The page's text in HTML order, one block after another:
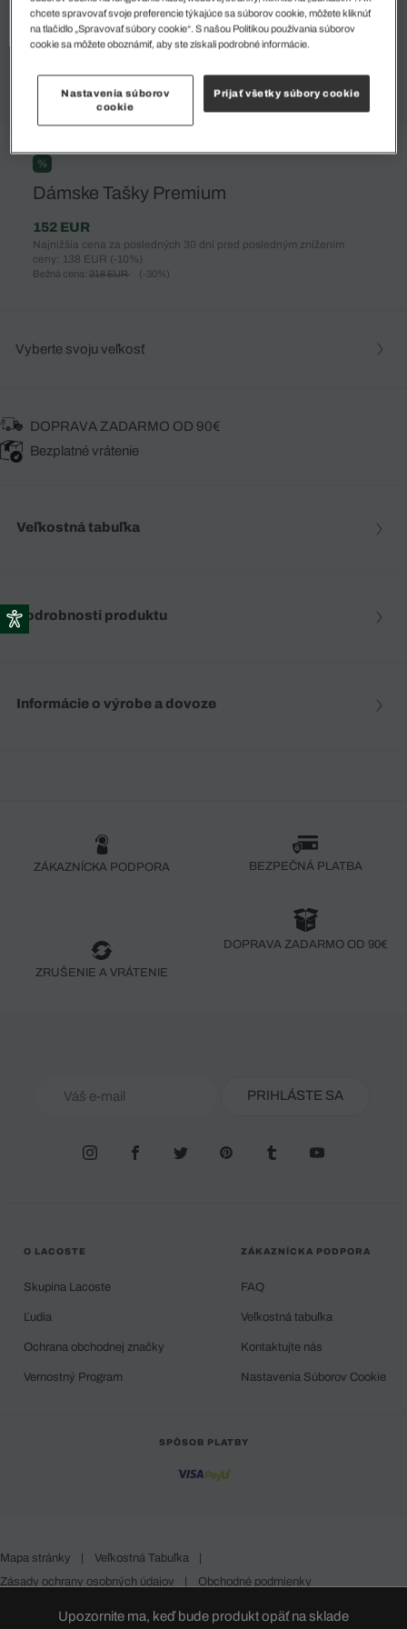
%
Dámske Tašky Premium
152 EUR
Najnižšia cena za posledných 30 dní pred posledným znížením
ceny: 138 EUR (-10%)
Bežná cena: 218 EUR (-30%)
Vyberte svoju veľkosť
DOPRAVA ZADARMO OD 90€
Bezplatné vrátenie
Veľkostná tabuľka
Podrobnosti produktu
Informácie o výrobe a dovoze
Upozornite ma, keď bude produkt opäť na sklade
ZÁKAZNÍCKA PODPORA BEZPEČNÁ PLATBA
ZRUŠENIE A VRÁTENIE
DOPRAVA ZADARMO OD 90€
PRIHLÁSTE SA
O LACOSTE
Skupina Lacoste
Ľudia
Ochrana obchodnej značky
Vernostný Program
ZÁKAZNÍCKA PODPORA
FAQ
Veľkostná tabuľka
Kontaktujte nás
Nastavenia Súborov Cookie
SPÔSOB PLATBY
Mapa stránky | Veľkostná Tabuľka
|
Zásady ochrany osobných údajov
| Obchodné podmienky
chcete spravovať svoje preferencie týkajúce sa súborov cookie, môžete kliknúť
na tlačidlo „Spravovať súbory cookie“. S našou Politikou používania súborov
cookie sa môžete oboznámiť, aby ste získali podrobné informácie.
Nastavenia súborov
cookie
Prijať všetky súbory cookie